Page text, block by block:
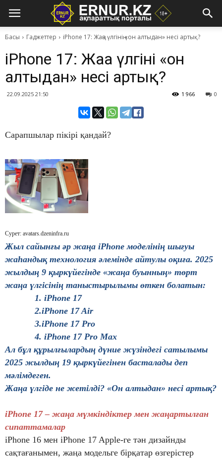
Басы Гаджеттер iPhone 17: Жаңа үлгінің «он алтыдан» несі артық?
iPhone 17: Жаңа үлгінің «он
алтыдан» несі артық?
22.09.2025 21:50 0
1 966
Сарапшылар пікірі қандай?
Сурет: avatars.dzeninfra.ru
Жыл сайынғы әр жаңа iPhone моделінің шығуы
жаһандық технология әлемінде айтулы оқиға. 2025
жылдың 9 қыркүйегінде «жаңа буынның» төрт
жаңа үлгісінің таныстырылымы өткен болатын:
1. iPhone 17
2.iPhone 17 Air
3.iPhone 17 Pro
4. iPhone 17 Pro Max
Ал бұл құрылғылардың дүние жүзіндегі сатылымы
2025 жылдың 19 қыркүйегінен басталады деп
мәлімдеген.
Жаңа үлгіде не жетілді? «Он алтыдан» несі артық?
iPhone 17 – жаңа мүмкіндіктер мен жаңартылған
сипаттамалар
iPhone 16 мен iPhone 17 Apple-ге тән дизайнды
сақтағанымен, жаңа модельге бірқатар өзгерістер